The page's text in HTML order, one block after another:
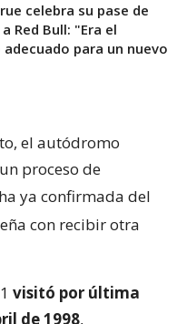
celebra su pase de
Red Bull: "Era el
para un nuevo
el autódromo
proceso de
ya confirmada del
con recibir otra
visitó por última
de 1998,